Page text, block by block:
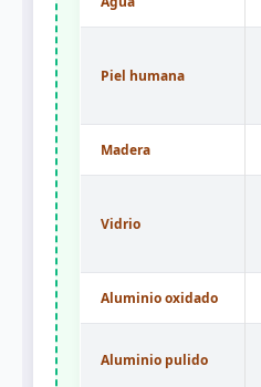
Piel humana
Madera
Vidrio
Aluminio oxidado
Aluminio pulido